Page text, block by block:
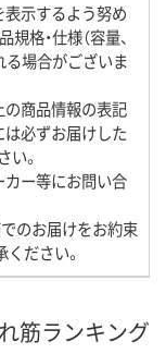
表示するよう努め
格・仕様（容量、
る場合がございま
の商品情報の表記
は必ずお届けした
。
カー等にお問い合
でのお届けをお約束
ださい。
筋ランキング